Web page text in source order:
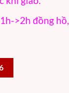
>2h đồng hồ,